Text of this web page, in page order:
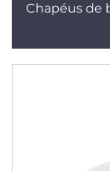
Chapéus de